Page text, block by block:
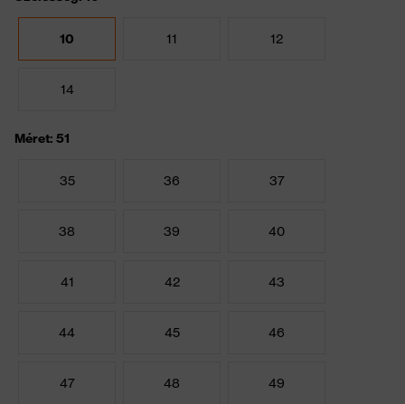
10 11 12
14
Méret: 51
35 36 37
38 39 40
41 42 43
44 45 46
47 48 49